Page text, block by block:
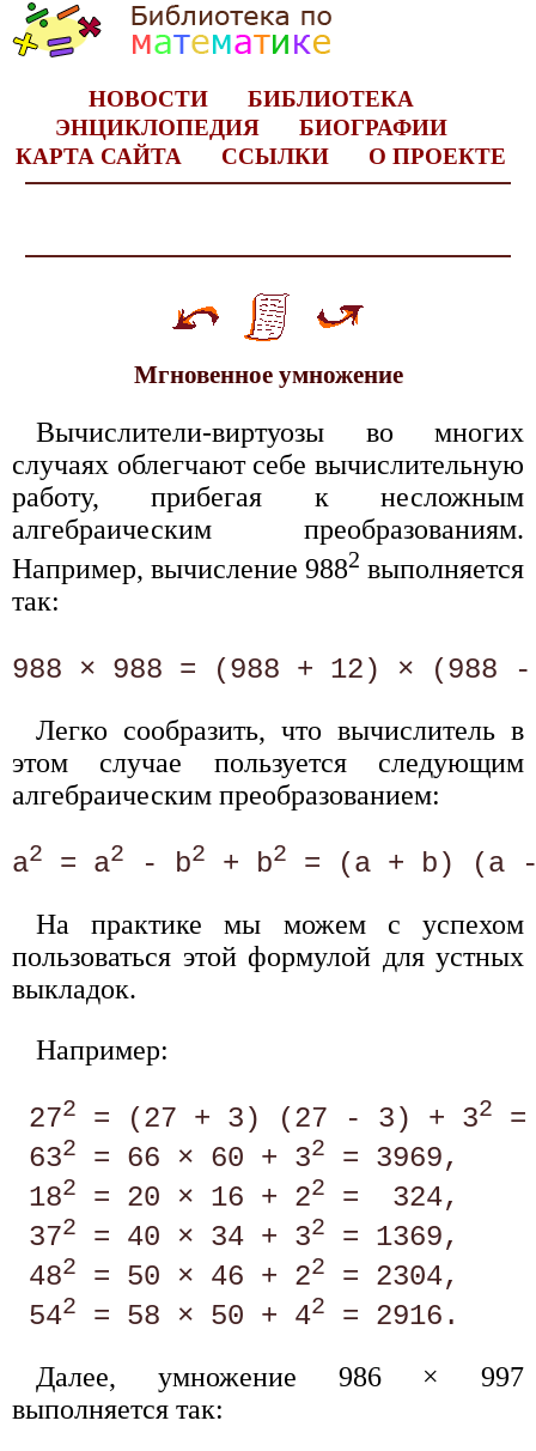
НОВОСТИ
БИБЛИОТЕКА
ЭНЦИКЛОПЕДИЯ
БИОГРАФИИ
КАРТА САЙТА
ССЫЛКИ О ПРОЕКТЕ
Мгновенное умножение
Вычислители-виртуозы во многих
случаях облегчают себе вычислительную
работу, прибегая к несложным
алгебраическим преобразованиям.
Например, вычисление 9882 выполняется
так:
988 × 988 = (988 + 12) × (988
Легко сообразить, что вычислитель в
этом случае пользуется следующим
алгебраическим преобразованием:
а2 = а2 - b2 + b2 = (а + b) (а
На практике мы можем с успехом
пользоваться этой формулой для устных
выкладок.
Например:
272 = (27 + 3) (27 - 3) + 32
632 = 66 × 60 + 32
= 3969,
182 = 20 × 16 + 22
=  324,
372 = 40 × 34 + 32
= 1369,
482 = 50 × 46 + 22
= 2304,
542 = 58 × 50 + 42
Далее, умножение 986 × 997
выполняется так: